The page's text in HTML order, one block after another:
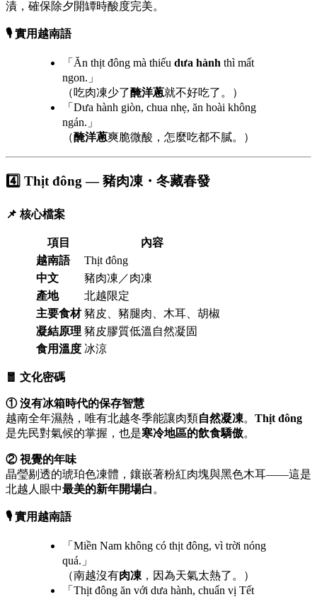
漬，確保除夕開罈時酸度完美。
🎙️ 實用越南語
「Ăn thịt đông mà thiếu dưa hành thì mất
ngon.」
（吃肉凍少了醃洋蔥就不好吃了。）
「Dưa hành giòn, chua nhẹ, ăn hoài không
ngán.」
（醃洋蔥爽脆微酸，怎麼吃都不膩。）
4️⃣ Thịt đông — 豬肉凍・冬藏春發
📌 核心檔案
項目
內容
越南語
Thịt đông
中文
豬肉凍／肉凍
產地
北越限定
主要食材 豬皮、豬腿肉、木耳、胡椒
凝結原理 豬皮膠質低溫自然凝固
食用溫度 冰涼
🧧 文化密碼
① 沒有冰箱時代的保存智慧
越南全年濕熱，唯有北越冬季能讓肉類自然凝凍。 Thịt đông
是先民對氣候的掌握，也是寒冷地區的飲食驕傲。
② 視覺的年味
晶瑩剔透的琥珀色凍體，鑲嵌著粉紅肉塊與黑色木耳——這是
北越人眼中最美的新年開場白 。
🎙️ 實用越南語
「Miền Nam không có thịt đông, vì trời nóng
quá.」
（南越沒有肉凍 ，因為天氣太熱了。）
「Thịt đông ăn với dưa hành, chuẩn vị Tết